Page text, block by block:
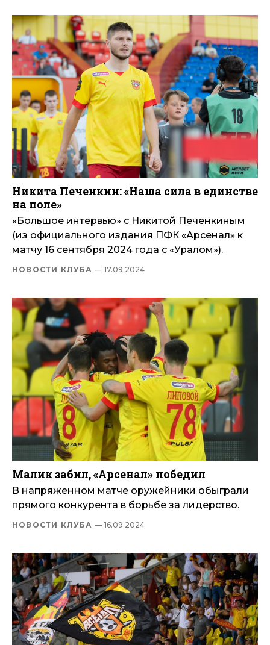
Никита Печенкин: «Наша сила в единстве
на поле»
«Большое интервью» с Никитой Печенкиным
(из официального издания ПФК «Арсенал» к
матчу 16 сентября 2024 года с «Уралом»).
НОВОСТИ КЛУБА — 17.09.2024
Малик забил, «Арсенал» победил
В напряженном матче оружейники обыграли
прямого конкурента в борьбе за лидерство.
НОВОСТИ КЛУБА — 16.09.2024